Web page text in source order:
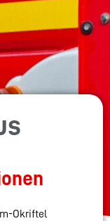
Okriftel